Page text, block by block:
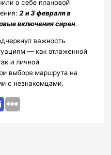
о себе плановой
2 и 3 февраля в
включения сирен.
важность
— как отлаженной
и личной
выборе маршрута на
с незнакомцами.